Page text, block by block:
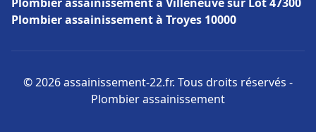
Plombier assainissement à Troyes 10000
© 2026 assainissement-22.fr. Tous droits réservés -
Plombier assainissement